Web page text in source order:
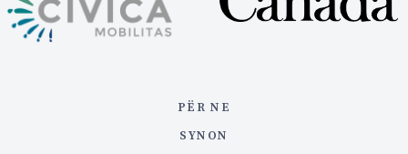
PËR NE
SYNON